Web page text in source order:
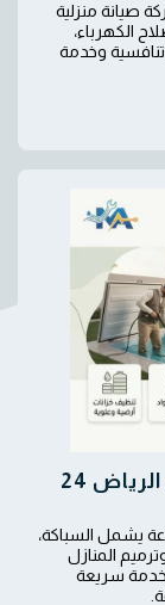
صيانة منزلية
الكهرباء،
تنافسية وخدمة
تقييم شامل لخدمات صيانة منازل الرياض 24
لخدمات صيانة منازل الرياض 24 ساعة يشمل السباكة،
المنازل
سريعة